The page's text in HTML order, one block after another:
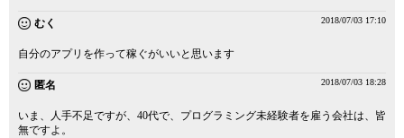
むく 2018/07/03 17:10
自分のアプリを作って稼ぐがいいと思います
匿名 2018/07/03 18:28
いま、人手不足ですが、40代で、プログラミング未経験者を雇う会社は、皆
無ですよ。